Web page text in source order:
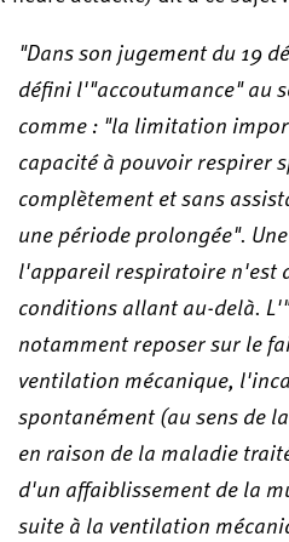
"Dans son jugement du 19
défini l'"accoutumance" au
comme : "la limitation
capacité à pouvoir respirer
complètement et sans
une période prolongée".
l'appareil respiratoire n'est
conditions allant au-delà.
notamment reposer sur le
ventilation mécanique,
spontanément (au sens de
en raison de la maladie
d'un affaiblissement de la
suite à la ventilation